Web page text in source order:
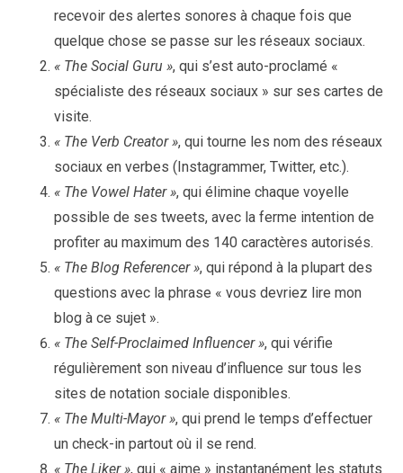
recevoir des alertes sonores à chaque fois que
quelque chose se passe sur les réseaux sociaux.
« The Social Guru », qui s’est auto-proclamé «
spécialiste des réseaux sociaux » sur ses cartes de
visite.
« The Verb Creator », qui tourne les nom des réseaux
sociaux en verbes (Instagrammer, Twitter, etc.).
« The Vowel Hater », qui élimine chaque voyelle
possible de ses tweets, avec la ferme intention de
profiter au maximum des 140 caractères autorisés.
« The Blog Referencer », qui répond à la plupart des
questions avec la phrase « vous devriez lire mon
blog à ce sujet ».
« The Self-Proclaimed Influencer », qui vérifie
régulièrement son niveau d’influence sur tous les
sites de notation sociale disponibles.
« The Multi-Mayor », qui prend le temps d’effectuer
un check-in partout où il se rend.
« The Liker », qui « aime » instantanément les statuts